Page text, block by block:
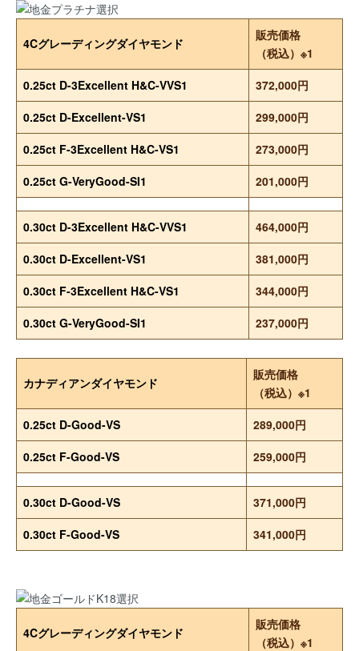
4Cグレーディングダイヤモンド
販売価格
（税込）※1
0.25ct D-3Excellent H&C-VVS1
372,000円
0.25ct D-Excellent-VS1
299,000円
0.25ct F-3Excellent H&C-VS1
273,000円
0.25ct G-VeryGood-SI1
201,000円
0.30ct D-3Excellent H&C-VVS1
464,000円
0.30ct D-Excellent-VS1
381,000円
0.30ct F-3Excellent H&C-VS1
344,000円
0.30ct G-VeryGood-SI1
237,000円
カナディアンダイヤモンド
販売価格
（税込）※1
0.25ct D-Good-VS
289,000円
0.25ct F-Good-VS
259,000円
0.30ct D-Good-VS
371,000円
0.30ct F-Good-VS
341,000円
4Cグレーディングダイヤモンド
販売価格
（税込）※1